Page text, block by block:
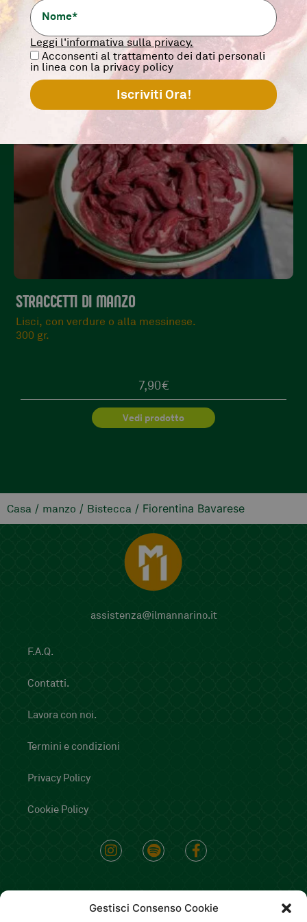
Gestisci Consenso Cookie
PROVA ANCHE
STRACCETTI DI MANZO
Lisci, con verdure o alla messinese.
300 gr.
7,90€
Vedi prodotto
Casa / manzo / Bistecca / Fiorentina Bavarese
assistenza@ilmannarino.it
F.A.Q.
Contatti.
Lavora con noi.
Termini e condizioni
Privacy Policy
Cookie Policy
Leggi l'informativa sulla privacy.
Acconsenti al trattamento dei dati personali
in linea con la privacy policy